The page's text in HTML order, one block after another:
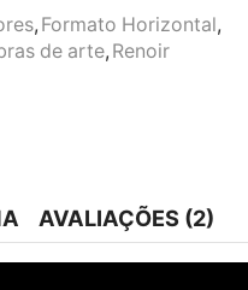
, Formato Horizontal,
de arte, Renoir
AVALIAÇÕES (2)